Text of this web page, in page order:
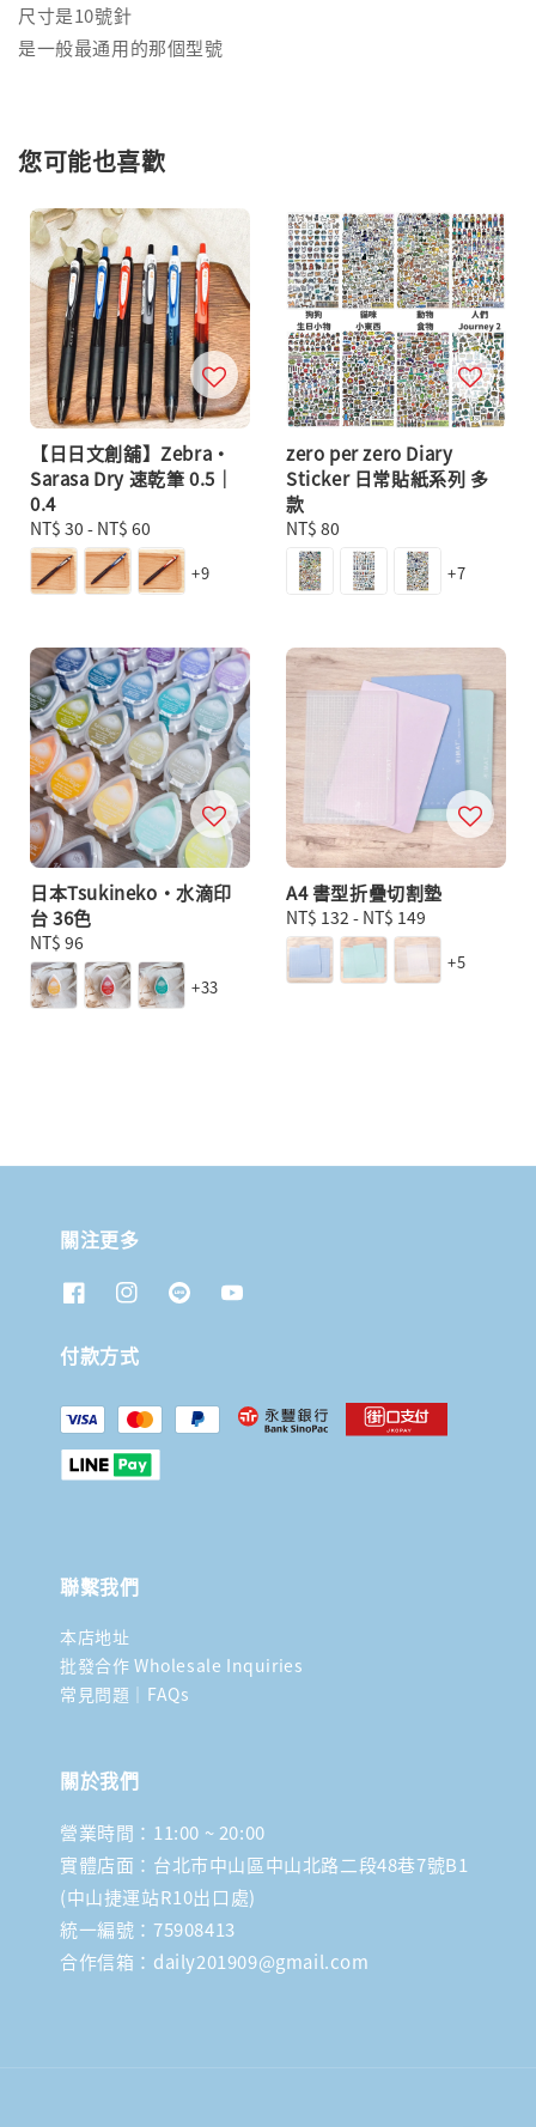
尺寸是10號針
是一般最通用的那個型號
您可能也喜歡
【日日文創舖】Zebra・
Sarasa Dry 速乾筆 0.5｜
0.4
Regular
price
NT$ 30 - NT$ 60
+9
zero per zero Diary
Sticker 日常貼紙系列 多
款
Regular
price
NT$ 80
+7
日本Tsukineko・水滴印
台 36色
Regular
price
NT$ 96
+33
A4 書型折疊切割墊
Regular
price
NT$ 132 - NT$ 149
+5
關注更多
付款方式
聯繫我們
本店地址
批發合作 Wholesale Inquiries
常見問題｜FAQs
關於我們
營業時間：11:00 ~ 20:00
實體店面：台北市中山區中山北路二段48巷7號B1
(中山捷運站R10出口處)
統一編號：75908413
合作信箱：daily201909@gmail.com